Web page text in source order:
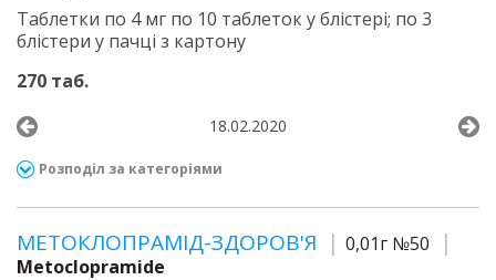
Таблетки по 4 мг по 10 таблеток у блістері; по 3
блістери у пачці з картону
270 таб.
18.02.2020
Розподіл за категоріями
МЕТОКЛОПРАМІД-ЗДОРОВ'Я
0,01г №50
Metoclopramide